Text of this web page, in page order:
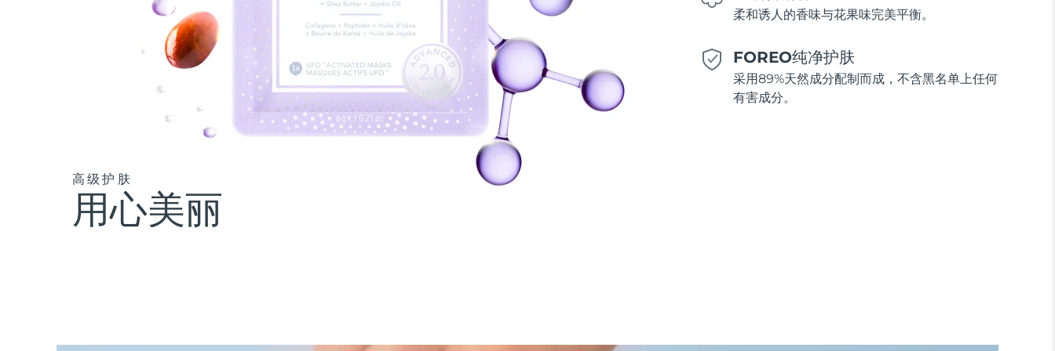
高级护肤
用心美丽
柔和诱人的香味与花果味完美平衡。
FOREO纯净护肤
采用89%天然成分配制而成，不含黑名单上任何
有害成分。